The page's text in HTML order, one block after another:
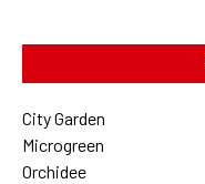
City Garden
Microgreen
Orchidee